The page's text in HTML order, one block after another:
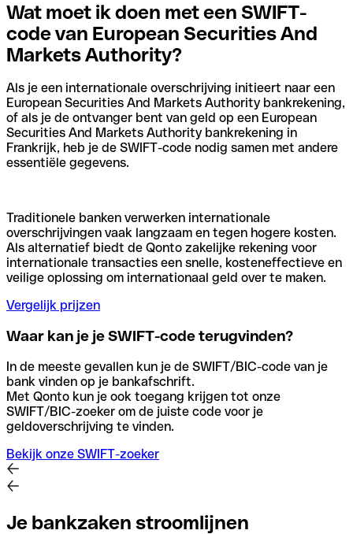
Wat moet ik doen met een SWIFT-
code van European Securities And
Markets Authority?
Als je een internationale overschrijving initieert naar een
European Securities And Markets Authority bankrekening,
of als je de ontvanger bent van geld op een European
Securities And Markets Authority bankrekening in
Frankrijk, heb je de SWIFT-code nodig samen met andere
essentiële gegevens.
Traditionele banken verwerken internationale
overschrijvingen vaak langzaam en tegen hogere kosten.
Als alternatief biedt de Qonto zakelijke rekening voor
internationale transacties een snelle, kosteneffectieve en
veilige oplossing om internationaal geld over te maken.
Vergelijk prijzen
Waar kan je je SWIFT-code terugvinden?
In de meeste gevallen kun je de SWIFT/BIC-code van je
bank vinden op je bankafschrift.
Met Qonto kun je ook toegang krijgen tot onze
SWIFT/BIC-zoeker om de juiste code voor je
geldoverschrijving te vinden.
Bekijk onze SWIFT-zoeker
Je bankzaken stroomlijnen